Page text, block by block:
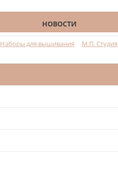
НОВОСТИ
Наборы для вышивания М.П. Студия